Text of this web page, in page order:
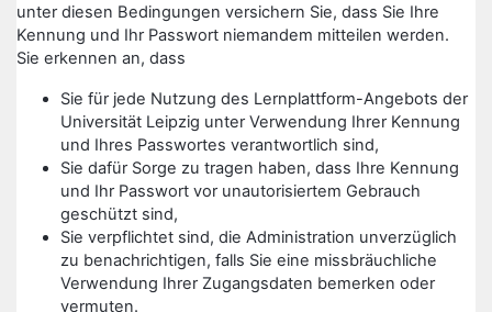
unter diesen Bedingungen versichern Sie, dass Sie Ihre
Kennung und Ihr Passwort niemandem mitteilen werden.
Sie erkennen an, dass
Sie für jede Nutzung des Lernplattform-Angebots der
Universität Leipzig unter Verwendung Ihrer Kennung
und Ihres Passwortes verantwortlich sind,
Sie dafür Sorge zu tragen haben, dass Ihre Kennung
und Ihr Passwort vor unautorisiertem Gebrauch
geschützt sind,
Sie verpflichtet sind, die Administration unverzüglich
zu benachrichtigen, falls Sie eine missbräuchliche
Verwendung Ihrer Zugangsdaten bemerken oder
vermuten.